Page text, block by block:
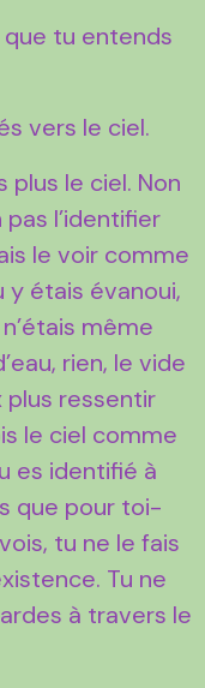
tu entends
vers le ciel.
plus le ciel. Non
l’identifier
le voir comme
y étais évanoui,
même
rien, le vide
plus ressentir
le ciel comme
es identifié à
que pour toi-
tu ne le fais
Tu ne
à travers le